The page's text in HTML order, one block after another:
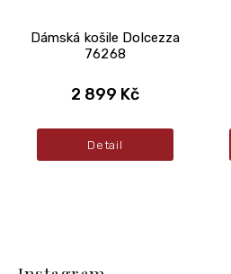
Dámská košile Dolcezza
76268
2 899 Kč
Detail